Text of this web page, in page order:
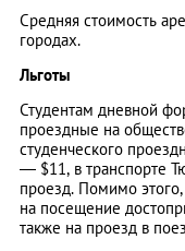
Средняя стоимость
городах.
Льготы
Студентам дневной
проездные на
студенческого
— $11, в транспорте
проезд. Помимо
на посещение
также на проезд в